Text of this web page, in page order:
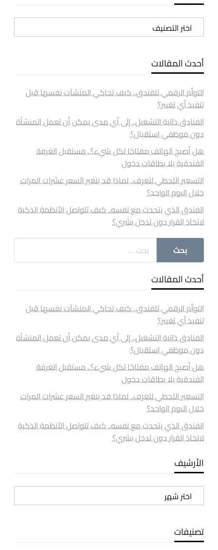
تصنيفات
أحدث المقالات
التوأم الرقمي للفندق.. كيف تحاكي المنشآت نفسها قبل
تنفيذ أي تغيير؟
الفنادق ذاتية التشغيل.. إلى أي مدى يمكن أن تعمل المنشأة
دون موظفي استقبال؟
هل أصبح الهاتف مفتاحًا لكل شيء؟.. مستقبل الغرفة
الفندقية بلا بطاقات دخول
التسعير اللحظي للغرف.. لماذا قد يتغير السعر عشرات المرات
خلال اليوم الواحد؟
الفندق الذي يتحدث مع نفسه.. كيف تتواصل الأنظمة الذكية
لاتخاذ القرار دون تدخل بشري؟
أحدث المقالات
التوأم الرقمي للفندق.. كيف تحاكي المنشآت نفسها قبل
تنفيذ أي تغيير؟
الفنادق ذاتية التشغيل.. إلى أي مدى يمكن أن تعمل المنشأة
دون موظفي استقبال؟
هل أصبح الهاتف مفتاحًا لكل شيء؟.. مستقبل الغرفة
الفندقية بلا بطاقات دخول
التسعير اللحظي للغرف.. لماذا قد يتغير السعر عشرات المرات
خلال اليوم الواحد؟
الفندق الذي يتحدث مع نفسه.. كيف تتواصل الأنظمة الذكية
لاتخاذ القرار دون تدخل بشري؟
الأرشيف
الأرشيف
تصنيفات